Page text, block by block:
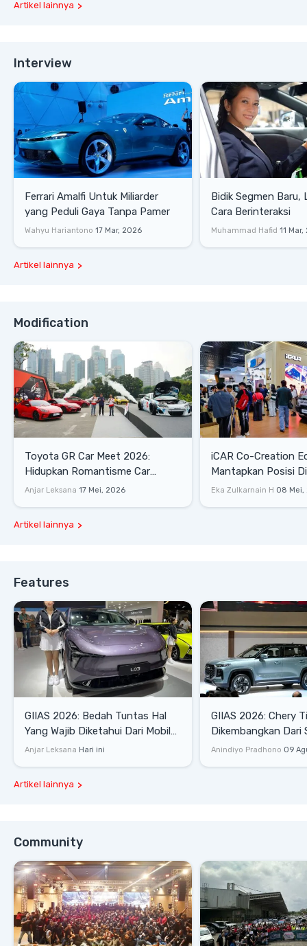
Artikel lainnya
Interview
Ferrari Amalfi Untuk Miliarder
yang Peduli Gaya Tanpa Pamer
Wahyu Hariantono 17 Mar, 2026
Bidik Segmen Baru,
Cara Berinteraksi
Muhammad Hafid 11
Artikel lainnya
Modification
Toyota GR Car Meet 2026:
Hidupkan Romantisme Car
Culture Era 90-an
Anjar Leksana 17 Mei, 2026
iCAR Co-Creation
Mantapkan Posisi
Gaya Hidup
Eka Zulkarnain H 08 Mei,
Artikel lainnya
Features
GIIAS 2026: Bedah Tuntas Hal
Yang Wajib Diketahui Dari Mobil
Pintar Xpeng L03
Anjar Leksana Hari ini
GIIAS 2026: Chery
Dikembangkan Dari
Komprehensif di
Anindiyo Pradhono 09
Artikel lainnya
Community